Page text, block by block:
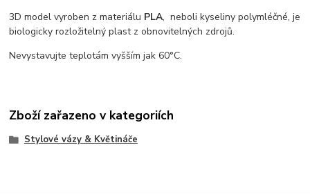
3D model vyroben z materiálu PLA, neboli kyseliny polymléčné, je
biologicky rozložitelný plast z obnovitelných zdrojů.
Nevystavujte teplotám vyšším jak 60°C.
Zboží zařazeno v kategoriích
Stylové vázy & Květináče